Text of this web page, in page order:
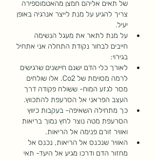
של תאים אליהם חמצן מהאטמוספירה
צריך להגיע על מנת לייצר אנרגיה באופן
יעיל.
על מנת לתאר את מעגל הנשימה
חייבים לבחור נקודת התחלה אני אתחיל
בגירוי:
לאורך כלי הדם ישנם חיישנים שרגישים
לרמה מסוימת של Co2. אלו שולחים
מסר לגזע המוח- ששולח פקודה דרך
העצב הפראני אל הסרעפת להתכווץ.
כך מתחילה השאיפה- בעקבות כיווץ
הסרעפת מטה נוצר לחץ נמוך בריאות
ואוויר זורם פנימה אל הריאות.
האוויר שנכנס אל הריאות, נכנס אל
מחזור הדם ודרכו מגיע אל היעד- תאי